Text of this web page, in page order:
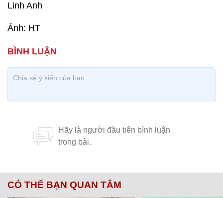
Linh Anh
Ảnh: HT
CÓ THỂ BẠN QUAN TÂM